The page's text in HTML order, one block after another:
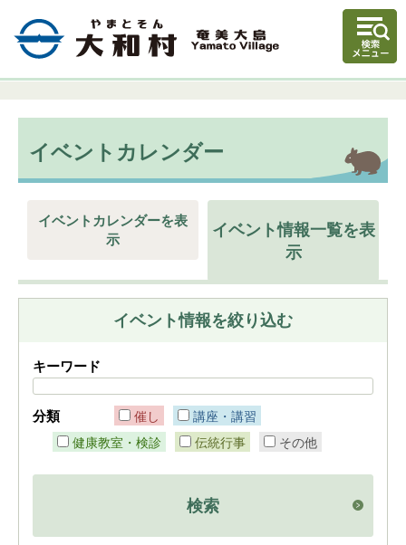
イベントカレンダー
イベントカレンダーを表
示
イベント情報一覧を表
示
イベント情報を絞り込む
キーワード
分類 催し
講座・講習
健康教室・検診
伝統行事 その他
検索